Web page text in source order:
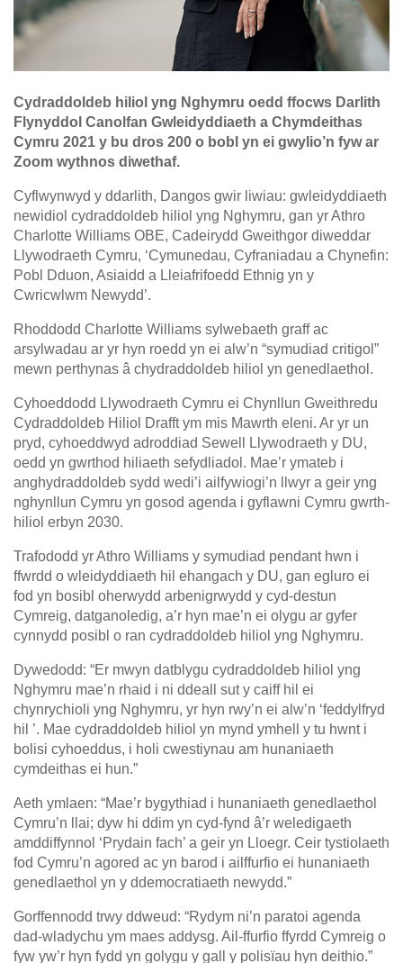
Cydraddoldeb hiliol yng Nghymru oedd ffocws Darlith
Flynyddol Canolfan Gwleidyddiaeth a Chymdeithas
Cymru 2021 y bu dros 200 o bobl yn ei gwylio’n fyw ar
Zoom wythnos diwethaf.
Cyflwynwyd y ddarlith, Dangos gwir liwiau: gwleidyddiaeth
newidiol cydraddoldeb hiliol yng Nghymru, gan yr Athro
Charlotte Williams OBE, Cadeirydd Gweithgor diweddar
Llywodraeth Cymru, ‘Cymunedau, Cyfraniadau a Chynefin:
Pobl Dduon, Asiaidd a Lleiafrifoedd Ethnig yn y
Cwricwlwm Newydd’.
Rhoddodd Charlotte Williams sylwebaeth graff ac
arsylwadau ar yr hyn roedd yn ei alw’n “symudiad critigol”
mewn perthynas â chydraddoldeb hiliol yn genedlaethol.
Cyhoeddodd Llywodraeth Cymru ei Chynllun Gweithredu
Cydraddoldeb Hiliol Drafft ym mis Mawrth eleni. Ar yr un
pryd, cyhoeddwyd adroddiad Sewell Llywodraeth y DU,
oedd yn gwrthod hiliaeth sefydliadol. Mae’r ymateb i
anghydraddoldeb sydd wedi’i ailfywiogi’n llwyr a geir yng
nghynllun Cymru yn gosod agenda i gyflawni Cymru gwrth-
hiliol erbyn 2030.
Trafododd yr Athro Williams y symudiad pendant hwn i
ffwrdd o wleidyddiaeth hil ehangach y DU, gan egluro ei
fod yn bosibl oherwydd arbenigrwydd y cyd-destun
Cymreig, datganoledig, a’r hyn mae’n ei olygu ar gyfer
cynnydd posibl o ran cydraddoldeb hiliol yng Nghymru.
Dywedodd: “Er mwyn datblygu cydraddoldeb hiliol yng
Nghymru mae’n rhaid i ni ddeall sut y caiff hil ei
chynrychioli yng Nghymru, yr hyn rwy’n ei alw’n ‘feddylfryd
hil ’. Mae cydraddoldeb hiliol yn mynd ymhell y tu hwnt i
bolisi cyhoeddus, i holi cwestiynau am hunaniaeth
cymdeithas ei hun.”
Aeth ymlaen: “Mae’r bygythiad i hunaniaeth genedlaethol
Cymru’n llai; dyw hi ddim yn cyd-fynd â’r weledigaeth
amddiffynnol ‘Prydain fach’ a geir yn Lloegr. Ceir tystiolaeth
fod Cymru’n agored ac yn barod i ailffurfio ei hunaniaeth
genedlaethol yn y ddemocratiaeth newydd.”
Gorffennodd trwy ddweud: “Rydym ni’n paratoi agenda
dad-wladychu ym maes addysg. Ail-ffurfio ffyrdd Cymreig o
fyw yw’r hyn fydd yn golygu y gall y polisïau hyn deithio.”